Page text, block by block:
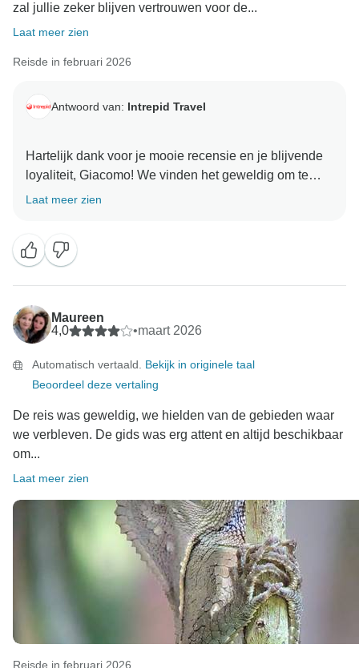
zal jullie zeker blijven vertrouwen voor de...
Laat meer zien
Reisde in februari 2026
Antwoord van: Intrepid Travel
Hartelijk dank voor je mooie recensie en je blijvende
loyaliteit, Giacomo! We vinden het geweldig om te
horen dat je ervaring in Costa Rica overeenkomt met
en het klinkt alsof Tayron goed werk heeft geleverd
door dit aan jou te laten zien. Nogmaals bedankt en
we kunnen niet wachten om je te zien op je achtste
Laat meer zien
Maureen
4,0
•maart 2026
Automatisch vertaald. Bekijk in originele taal
Beoordeel deze vertaling
De reis was geweldig, we hielden van de gebieden waar
we verbleven. De gids was erg attent en altijd beschikbaar
om...
Laat meer zien
Reisde in februari 2026